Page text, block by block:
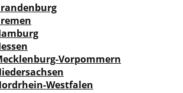
Vorpommern
Westfalen